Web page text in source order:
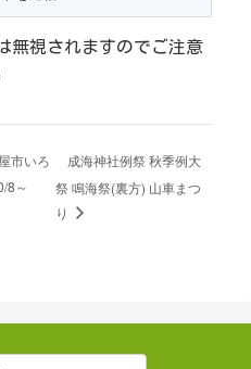
無視されますのでご注意
市いろ
8～
成海神社例祭 秋季例大
祭 鳴海祭(裏方) 山車まつ
り